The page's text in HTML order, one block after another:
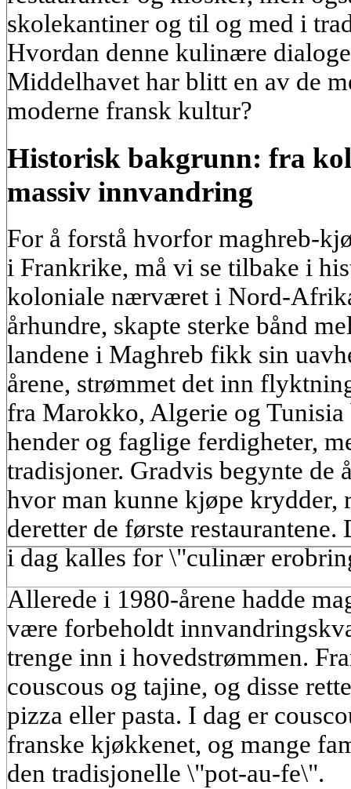
skolekantiner og til og med i
Hvordan denne kulinære
Middelhavet har blitt en av de
moderne fransk kultur?
Historisk bakgrunn: fra
massiv innvandring
For å forstå hvorfor maghreb-
i Frankrike, må vi se tilbake i
koloniale nærværet i Nord-
århundre, skapte sterke bånd
landene i Maghreb fikk sin
årene, strømmet det inn
fra Marokko, Algerie og
hender og faglige ferdigheter,
tradisjoner. Gradvis begynte de
hvor man kunne kjøpe krydder,
deretter de første restaurantene.
i dag kalles for \"culinær
Allerede i 1980-årene hadde
være forbeholdt
trenge inn i hovedstrømmen.
couscous og tajine, og disse
pizza eller pasta. I dag er
franske kjøkkenet, og mange
den tradisjonelle \"pot-au-fe\".